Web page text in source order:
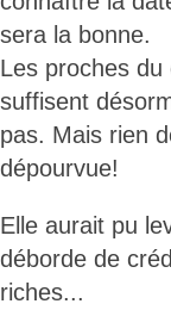
sera la bonne.
Les proches
suffisent
pas. Mais rien
dépourvue!
Elle aurait pu
déborde de
riches...